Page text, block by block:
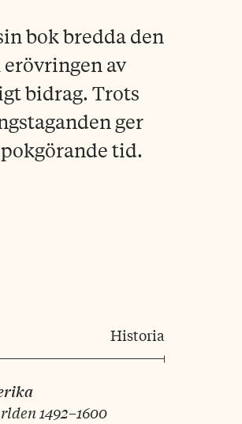
bok bredda den
av
bidrag. Trots
ger
tid.
Historia
1492–1600